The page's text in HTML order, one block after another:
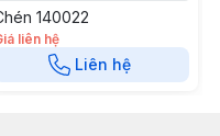
140022
liên hệ
Liên hệ